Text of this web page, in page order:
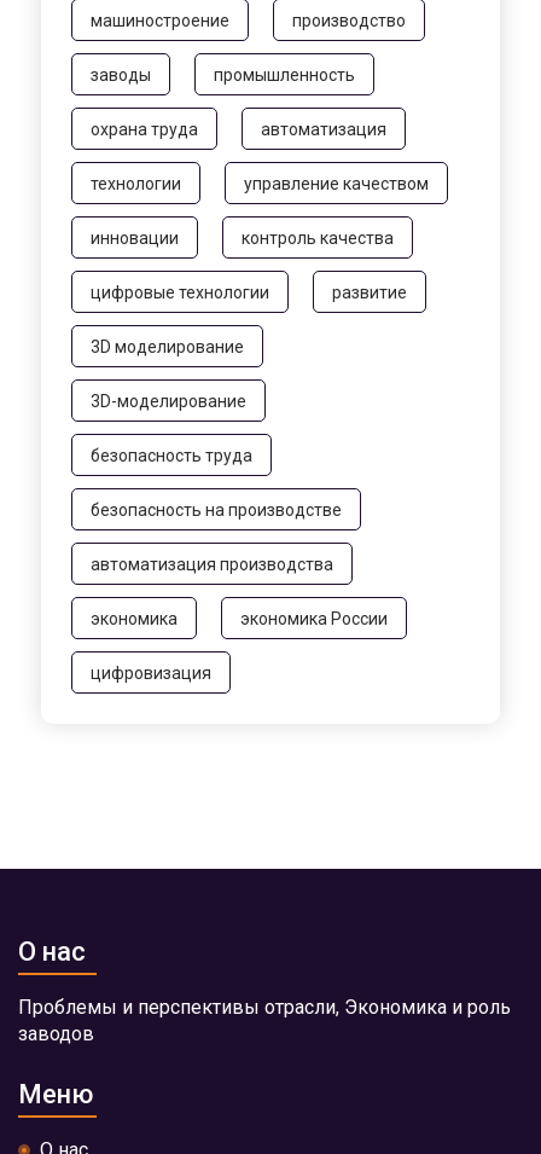
машиностроение производство
заводы промышленность
охрана труда автоматизация
технологии управление качеством
инновации контроль качества
цифровые технологии развитие
3D моделирование
3D-моделирование
безопасность труда
безопасность на производстве
автоматизация производства
экономика экономика России
цифровизация
О нас
Проблемы и перспективы отрасли, Экономика и роль
заводов
Меню